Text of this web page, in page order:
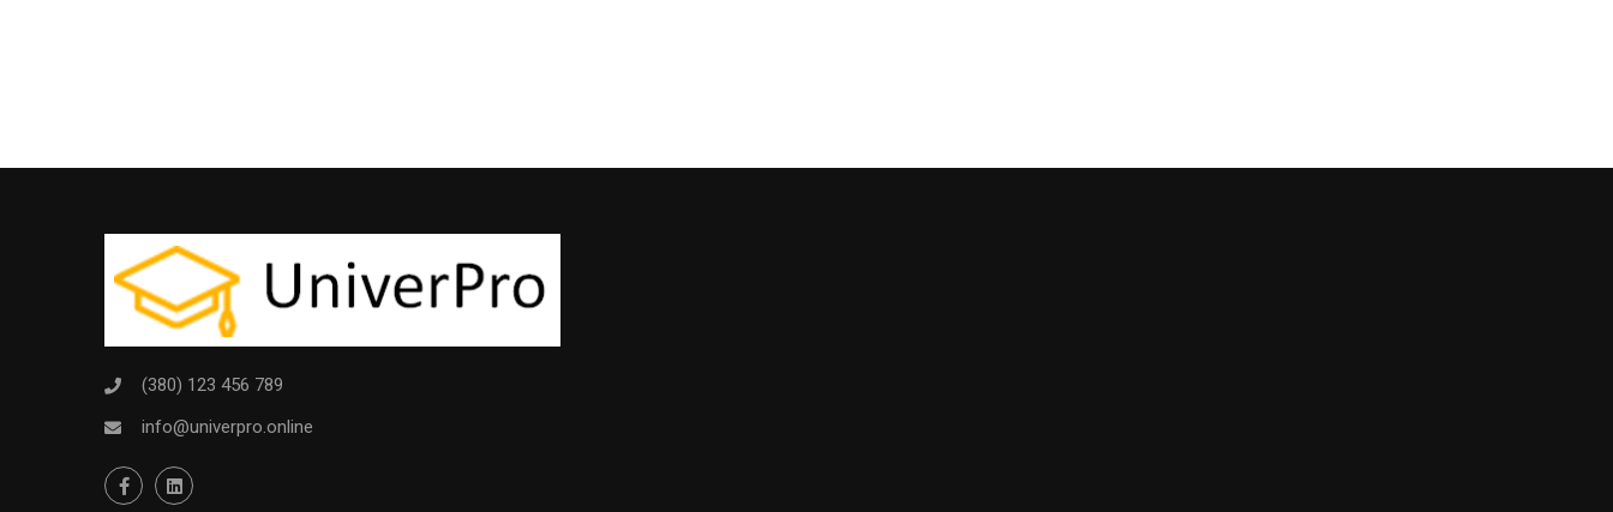
(380) 123 456 789
info@univerpro.online